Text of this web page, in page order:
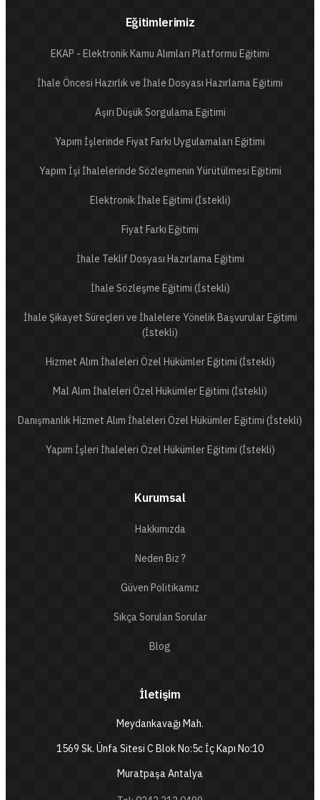
Eğitimlerimiz
EKAP - Elektronik Kamu Alımları Platformu Eğitimi
İhale Öncesi Hazırlık ve İhale Dosyası Hazırlama Eğitimi
Aşırı Düşük Sorgulama Eğitimi
Yapım İşlerinde Fiyat Farkı Uygulamaları Eğitimi
Yapım İşi İhalelerinde Sözleşmenin Yürütülmesi Eğitimi
Elektronik İhale Eğitimi (İstekli)
Fiyat Farkı Eğitimi
İhale Teklif Dosyası Hazırlama Eğitimi
İhale Sözleşme Eğitimi (İstekli)
İhale Şikayet Süreçleri ve İhalelere Yönelik Başvurular Eğitimi
(İstekli)
Hizmet Alım İhaleleri Özel Hükümler Eğitimi (İstekli)
Mal Alım İhaleleri Özel Hükümler Eğitimi (İstekli)
Danışmanlık Hizmet Alım İhaleleri Özel Hükümler Eğitimi (İstekli)
Yapım İşleri İhaleleri Özel Hükümler Eğitimi (İstekli)
Kurumsal
Hakkımızda
Neden Biz ?
Güven Politikamız
Sıkça Sorulan Sorular
Blog
İletişim
Meydankavağı Mah.
1569 Sk. Ünfa Sitesi C Blok No:5c İç Kapı No:10
Muratpaşa Antalya